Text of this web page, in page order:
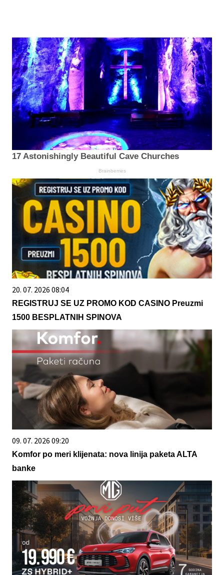
17 Astonishingly Beautiful Cave Churches
Brainberries
20. 07. 2026 08:04
REGISTRUJ SE UZ PROMO KOD CASINO Preuzmi
1500 BESPLATNIH SPINOVA
09. 07. 2026 09:20
Komfor po meri klijenata: nova linija paketa ALTA
banke